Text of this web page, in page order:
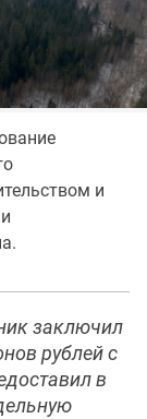
и
заключил
рублей с
в